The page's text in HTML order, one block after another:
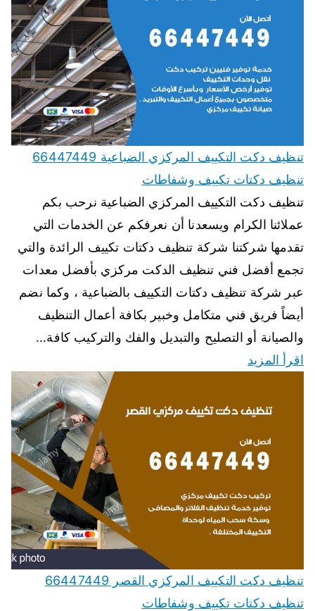
تنظيف دكت التكييف المركزي الضباعية 66447449
تنظيف دكتات تكييف وشفاطات
تنظيف دكت التكييف المركزي الضباعية نرحب بكم
عملائنا الكرام ويسعدنا أن نعرفكم عن الخدمات التي
تقدمها شركتنا شركة تنظيف دكتات تكييف الرائدة والتي
تجمع أفضل فني تنظيف الدكت مركزي بأفضل معدات
عبر شركة تنظيف دكتات التكييف بالضباعية ، وكما نضم
أيضاً فريق فني متكامل وخبير بكافة أعمال التنظيف
والصيانة أو التصليح والتبديل والفك والتركيب كافة…
اقرأ المزيد
تنظيف دكت التكييف المركزي القصر 66447449
تنظيف دكتات تكييف وشفاطات